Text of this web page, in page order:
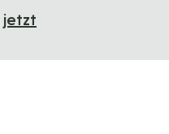
jetzt